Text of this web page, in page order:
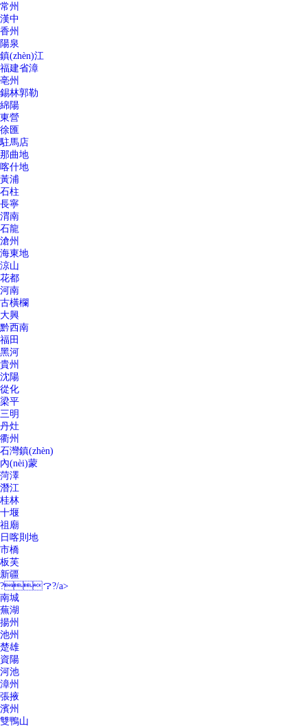
常州
漢中
香州
陽泉
鎮(zhèn)江
福建省漳
亳州
錫林郭勒
綿陽
東營
徐匯
駐馬店
那曲地
喀什地
黃浦
石柱
長寧
渭南
石龍
滄州
海東地
涼山
花都
河南
古橫欄
大興
黔西南
福田
黑河
貴州
沈陽
從化
梁平
三明
丹灶
衢州
石灣鎮(zhèn)
內(nèi)蒙
菏澤
潛江
桂林
十堰
祖廟
日喀則地
市橋
板芙
新疆
?？?/a>
南城
蕪湖
揚州
池州
楚雄
資陽
河池
漳州
張掖
濱州
雙鴨山